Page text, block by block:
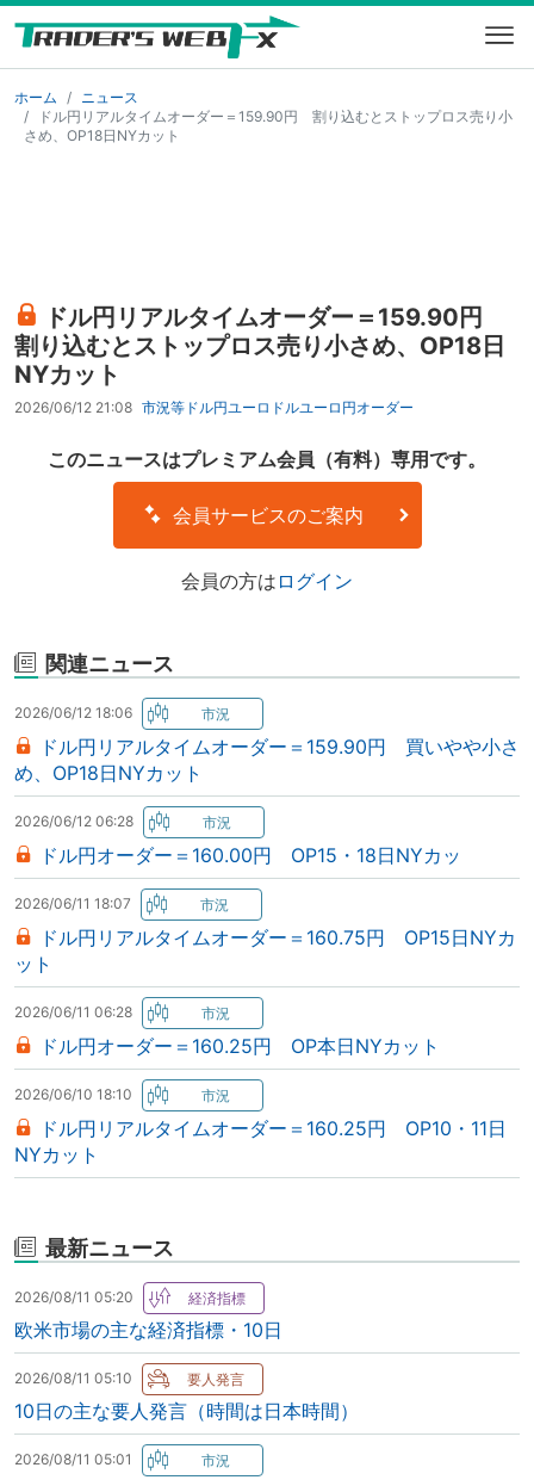
ホーム
ニュース
ドル円リアルタイムオーダー＝159.90円 割り込むとストップロス売り小
さめ、OP18日NYカット
ドル円リアルタイムオーダー＝159.90円
割り込むとストップロス売り小さめ、OP18日
NYカット
2026/06/12 21:08 市況等 ドル円ユーロドルユーロ円オーダー
このニュースはプレミアム会員（有料）専用です。
会員サービスのご案内
会員の方は ログイン
関連ニュース
2026/06/12 18:06
ドル円リアルタイムオーダー＝159.90円 買いやや小さ
め、OP18日NYカット
2026/06/12 06:28
ドル円オーダー＝160.00円 OP15・18日NYカッ
2026/06/11 18:07
ドル円リアルタイムオーダー＝160.75円 OP15日NYカ
ット
2026/06/11 06:28
ドル円オーダー＝160.25円 OP本日NYカット
2026/06/10 18:10
ドル円リアルタイムオーダー＝160.25円 OP10・11日
NYカット
最新ニュース
2026/08/11 05:20
欧米市場の主な経済指標・10日
2026/08/11 05:10
10日の主な要人発言（時間は日本時間）
2026/08/11 05:01